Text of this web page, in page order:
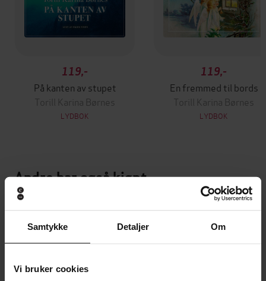
Samtykke Detaljer Om
Vi bruker cookies
119,-
På kanten av stupet
Torill Karina Børnes
LYDBOK
119,-
En fremmed til bords
Torill Karina Børnes
LYDBOK
Andre har også kjøpt
Premium